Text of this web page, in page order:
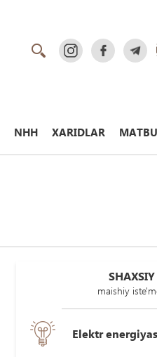
NHH XARIDLAR
maishiy
Elektr